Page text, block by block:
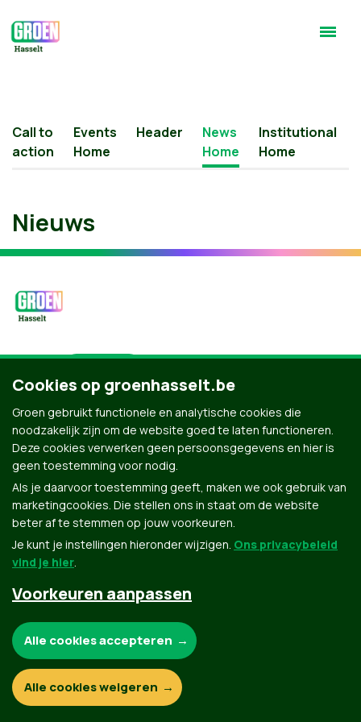
Call to
action
Events
Home
Header
News
Home
Institutional
Home
Nieuws
© Copyright Groen 2026 | Gemaakt metNationBuilder
Contact Privacybeleid
Cookies op groenhasselt.be
Groen gebruikt functionele en analytische cookies die
noodzakelijk zijn om de website goed te laten functioneren.
Deze cookies verwerken geen persoonsgegevens en hier is
geen toestemming voor nodig.
Als je daarvoor toestemming geeft, maken we ook gebruik van
marketingcookies. Die stellen ons in staat om de website
beter af te stemmen op jouw voorkeuren.
Je kunt je instellingen hieronder wijzigen. Ons privacybeleid
vind je hier.
Voorkeuren aanpassen
Functionele en analytische cookies:
Alle cookies accepteren
Alle cookies weigeren